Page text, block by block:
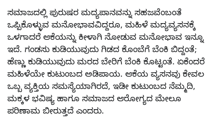
ಸಮಾಜದಲ್ಲಿ ಪುರುಷರ ಮದ್ಯಪಾನವನ್ನು ಸಹಜವೆಂಬಂತೆ
ಒಪ್ಪಿಕೊಳ್ಳುವ ಮನೋಭಾವವಿದ್ದರೂ, ಮಹಿಳೆ ಮದ್ಯವ್ಯಸನಕ್ಕೆ
ಒಳಗಾದರೆ ಆಕೆಯನ್ನು ಕೀಳಾಗಿ ನೋಡುವ ಮನೋಭಾವ ಇನ್ನೂ
ಇದೆ. ಗಂಡಸು ಕುಡಿಯುವುದು ಗಿಡದ ಕೊಂಬೆಗೆ ಬೆಂಕಿ ಬಿದ್ದಂತೆ;
ಹೆಣ್ಣು ಕುಡಿಯುವುದು ಮರದ ಬೇರಿಗೆ ಬೆಂಕಿ ಕೊಟ್ಟಂತೆ. ಏಕೆಂದರೆ
ಮಹಿಳೆಯೇ ಕುಟುಂಬದ ಅಡಿಪಾಯ. ಆಕೆಯ ವ್ಯಸನವು ಕೇವಲ
ಒಬ್ಬ ವ್ಯಕ್ತಿಯ ಸಮಸ್ಯೆಯಾಗಿರದೆ, ಇಡೀ ಕುಟುಂಬದ ನೆಮ್ಮದಿ,
ಮಕ್ಕಳ ಭವಿಷ್ಯ ಹಾಗೂ ಸಮಾಜದ ಆರೋಗ್ಯದ ಮೇಲೂ
ಪರಿಣಾಮ ಬೀರುತ್ತದೆ ಎಂದರು.